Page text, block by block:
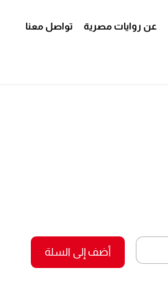
عن روايات مصرية تواصل معنا
أضف إلى السلة